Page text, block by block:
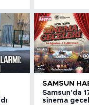
SAMSUN
Samsun'da
sinema